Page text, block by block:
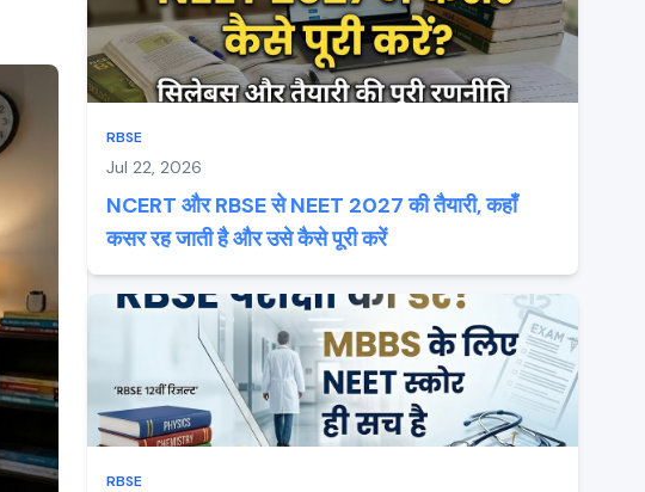
RBSE
Jul 22, 2026
NCERT और RBSE से NEET 2027 की तैयारी, कहाँ
कसर रह जाती है और उसे कैसे पूरी करें
RBSE